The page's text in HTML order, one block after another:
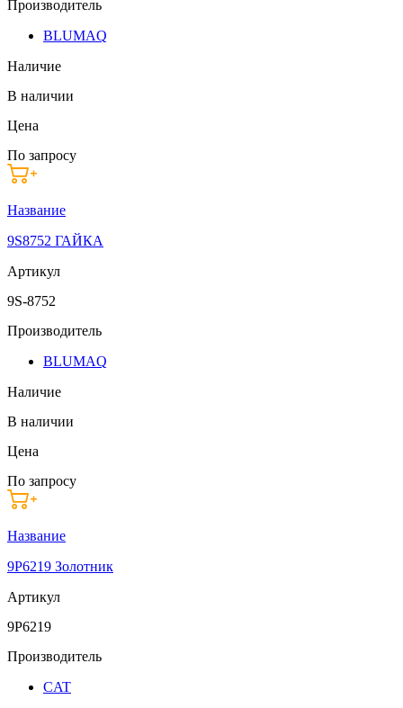
Производитель
BLUMAQ
Наличие
В наличии
Цена
По запросу
Название
9S8752 ГАЙКА
Артикул
9S-8752
Производитель
BLUMAQ
Наличие
В наличии
Цена
По запросу
Название
9P6219 Золотник
Артикул
9P6219
Производитель
CAT